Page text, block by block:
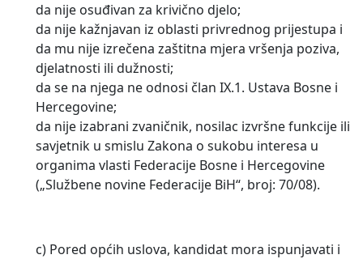
da nije osuđivan za krivično djelo;
da nije kažnjavan iz oblasti privrednog prijestupa i
da mu nije izrečena zaštitna mjera vršenja poziva,
djelatnosti ili dužnosti;
da se na njega ne odnosi član IX.1. Ustava Bosne i
Hercegovine;
da nije izabrani zvaničnik, nosilac izvršne funkcije ili
savjetnik u smislu Zakona o sukobu interesa u
organima vlasti Federacije Bosne i Hercegovine
(„Službene novine Federacije BiH“, broj: 70/08).
c) Pored općih uslova, kandidat mora ispunjavati i